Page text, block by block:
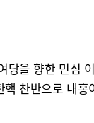
을 향한 민심
찬반으로 내